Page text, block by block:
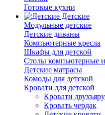
Готовые кухни
Детские
Модульные детские
Детские диваны
Компьютерные кресла
Шкафы для детской
Столы компьютерные
Детские матрасы
Комоды для детской
Кровати для детской
Кровати
Кровать чердак